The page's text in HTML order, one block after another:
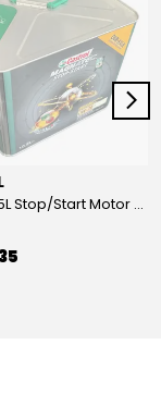
0W/30 10.5L Stop/Start Motor Yağı | CASTROL